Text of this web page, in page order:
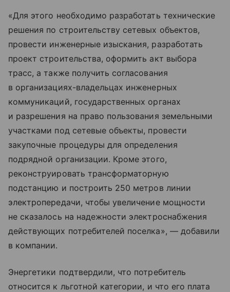
«Для этого необходимо разработать технические
решения по строительству сетевых объектов,
провести инженерные изыскания, разработать
проект строительства, оформить акт выбора
трасс, а также получить согласования
в организациях-владельцах инженерных
коммуникаций, государственных органах
и разрешения на право пользования земельными
участками под сетевые объекты, провести
закупочные процедуры для определения
подрядной организации. Кроме этого,
реконструировать трансформаторную
подстанцию и построить 250 метров линии
электропередачи, чтобы увеличение мощности
не сказалось на надежности электроснабжения
действующих потребителей поселка», — добавили
в компании.
Энергетики подтвердили, что потребитель
относится к льготной категории, и что его плата